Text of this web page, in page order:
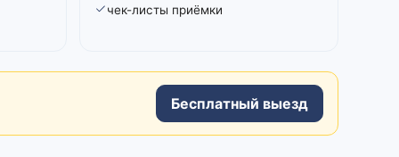
чек-листы приёмки
Бесплатный выезд